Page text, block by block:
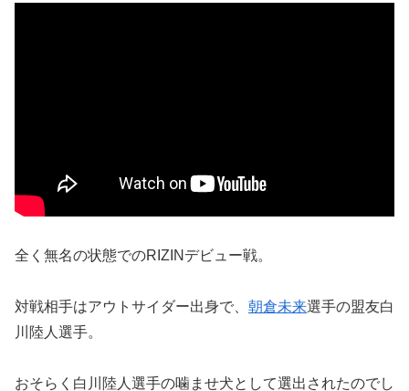
全く無名の状態でのRIZINデビュー戦。
対戦相手はアウトサイダー出身で、 朝倉未来選手の盟友白
川陸人選手。
おそらく白川陸人選手の噛ませ犬として選出されたのでし